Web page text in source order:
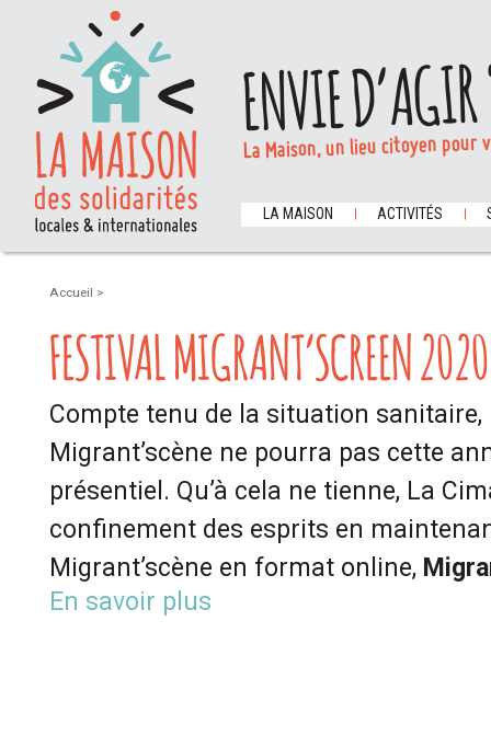
ENVIE
La Maison, un lieu citoyen
LA MAISON ACTIVITÉS
Accueil >
FESTIVAL MIGRANT’SCREEN
Compte tenu de la situation sanitaire,
Migrant’scène ne pourra pas cette
présentiel. Qu’à cela ne tienne, La
confinement des esprits en
Migrant’scène en format online,
En savoir plus